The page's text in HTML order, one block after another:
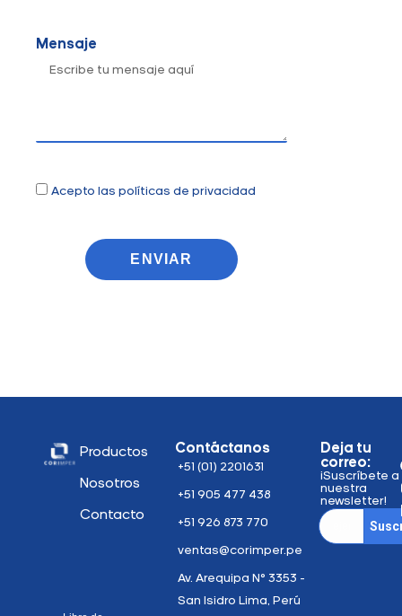
Mensaje
Acepto las políticas de privacidad
ENVIAR
Productos
Nosotros
Contacto
Contáctanos
+51 (01) 2201631
+51 905 477 438
+51 926 873 770
ventas@corimper.pe
Av. Arequipa N° 3353 -
San Isidro Lima, Perú
Deja tu
correo:
¡Suscríbete a
nuestra
newsletter!